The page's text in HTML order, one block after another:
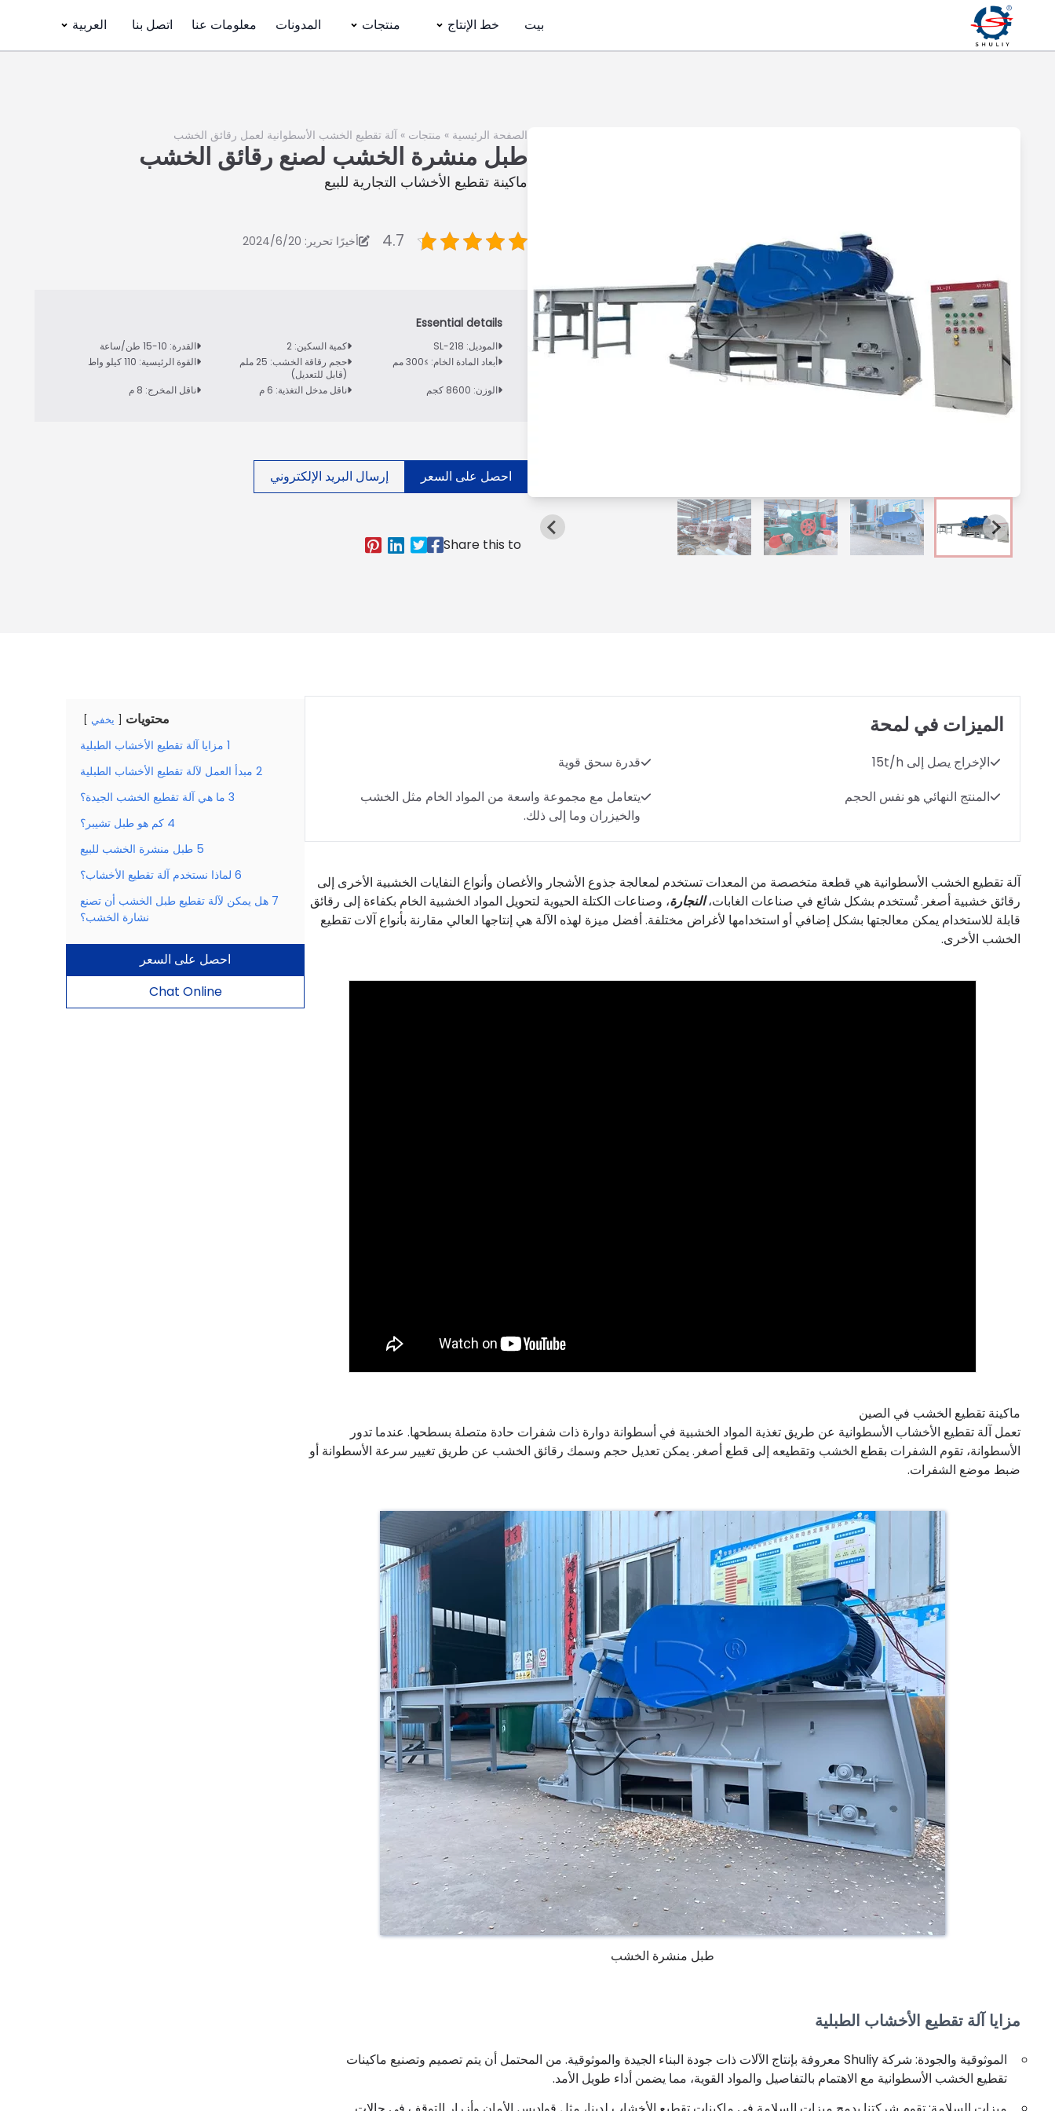
بيت خط الإنتاج منتجات المدونات معلومات عنا اتصل بنا العربية
الصفحة الرئيسية » منتجات » آلة تقطيع الخشب الأسطوانية لعمل رقائق الخشب
طبل منشرة الخشب لصنع رقائق الخشب
ماكينة تقطيع الأخشاب التجارية للبيع
4.7 أخيرًا تحرير: 2024/6/20
الموديل: SL-218 كمية السكين: 2
القدرة: 10-15 طن/ساعة
أبعاد المادة الخام: ≥300 مم
حجم رقاقة الخشب: 25 ملم
(قابل للتعديل)
القوة الرئيسية: 110 كيلو واط
الوزن: 8600 كجم ناقل مدخل التغذية: 6 م ناقل المخرج: 8 م
احصل على السعر إرسال البريد الإلكتروني
الميزات في لمحة
الإخراج يصل إلى 15t/h
قدرة سحق قوية
المنتج النهائي هو نفس الحجم
يتعامل مع مجموعة واسعة من المواد الخام مثل الخشب
والخيزران وما إلى ذلك.
آلة تقطيع الخشب الأسطوانية هي قطعة متخصصة من المعدات تستخدم لمعالجة جذوع الأشجار والأغصان وأنواع النفايات الخشبية الأخرى إلى
رقائق خشبية أصغر. تُستخدم بشكل شائع في صناعات الغابات،النجارة، وصناعات الكتلة الحيوية لتحويل المواد الخشبية الخام بكفاءة إلى رقائق
قابلة للاستخدام يمكن معالجتها بشكل إضافي أو استخدامها لأغراض مختلفة. أفضل ميزة لهذه الآلة هي إنتاجها العالي مقارنة بأنواع آلات تقطيع
الخشب الأخرى.
ماكينة تقطيع الخشب في الصين
تعمل آلة تقطيع الأخشاب الأسطوانية عن طريق تغذية المواد الخشبية في أسطوانة دوارة ذات شفرات حادة متصلة بسطحها. عندما تدور
الأسطوانة، تقوم الشفرات بقطع الخشب وتقطيعه إلى قطع أصغر. يمكن تعديل حجم وسمك رقائق الخشب عن طريق تغيير سرعة الأسطوانة أو
ضبط موضع الشفرات.
طبل منشرة الخشب
مزايا آلة تقطيع الأخشاب الطبلية
الموثوقية والجودة: شركة Shuliy معروفة بإنتاج الآلات ذات جودة البناء الجيدة والموثوقية. من المحتمل أن يتم تصميم وتصنيع ماكينات
تقطيع الخشب الأسطوانية مع الاهتمام بالتفاصيل والمواد القوية، مما يضمن أداء طويل الأمد.
محتويات يخفي
1 مزايا آلة تقطيع الأخشاب الطبلية
2 مبدأ العمل لآلة تقطيع الأخشاب الطبلية
3 ما هي آلة تقطيع الخشب الجيدة؟
4 كم هو طبل تشيبر؟
5 طبل منشرة الخشب للبيع
6 لماذا نستخدم آلة تقطيع الأخشاب؟
7 هل يمكن لآلة تقطيع طبل الخشب أن تصنع
نشارة الخشب؟
احصل على السعر
Chat Online